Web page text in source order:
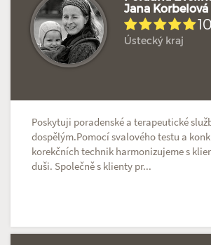
Jana Korbelová
Ústecký kraj
Poskytuji poradenské a terapeutické
dospělým.Pomocí svalového testu a
korekčních technik harmonizujeme s
duši. Společně s klienty pr...
Hodnoceno: 2×